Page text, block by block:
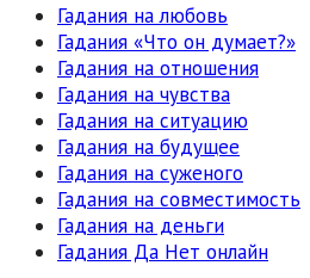
Гадания на любовь
Гадания «Что он думает?»
Гадания на отношения
Гадания на чувства
Гадания на ситуацию
Гадания на будущее
Гадания на суженого
Гадания на совместимость
Гадания на деньги
Гадания Да Нет онлайн